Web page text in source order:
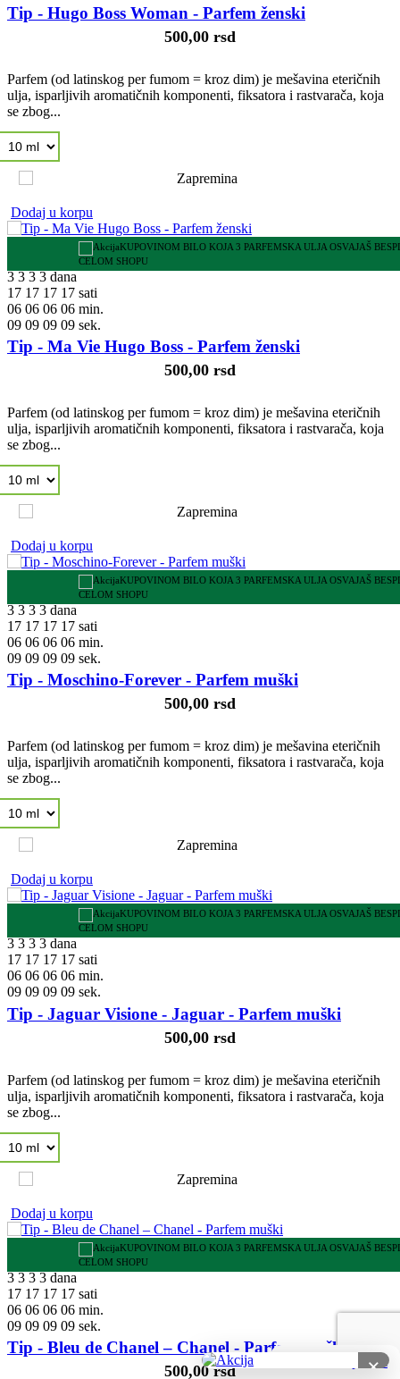
Tip - Hugo Boss Woman - Parfem ženski
500,00 rsd
Parfem (od latinskog per fumom = kroz dim) je mešavina eteričnih
ulja, isparljivih aromatičnih komponenti, fiksatora i rastvarača, koja
se zbog...
Dodaj u korpu
KUPOVINOM BILO KOJA 3 PARFEMSKA ULJA OSVAJAŠ
CELOM SHOPU
3 3 3 3 dana
17 17 17 17 sati
06 06 06 06 min.
08 08 08 08 sek.
Tip - Ma Vie Hugo Boss - Parfem ženski
500,00 rsd
Parfem (od latinskog per fumom = kroz dim) je mešavina eteričnih
ulja, isparljivih aromatičnih komponenti, fiksatora i rastvarača, koja
se zbog...
Dodaj u korpu
KUPOVINOM BILO KOJA 3 PARFEMSKA ULJA OSVAJAŠ
CELOM SHOPU
3 3 3 3 dana
17 17 17 17 sati
06 06 06 06 min.
08 08 08 08 sek.
Tip - Moschino-Forever - Parfem muški
500,00 rsd
Parfem (od latinskog per fumom = kroz dim) je mešavina eteričnih
ulja, isparljivih aromatičnih komponenti, fiksatora i rastvarača, koja
se zbog...
Dodaj u korpu
KUPOVINOM BILO KOJA 3 PARFEMSKA ULJA OSVAJAŠ
CELOM SHOPU
3 3 3 3 dana
17 17 17 17 sati
06 06 06 06 min.
08 08 08 08 sek.
Tip - Jaguar Visione - Jaguar - Parfem muški
500,00 rsd
Parfem (od latinskog per fumom = kroz dim) je mešavina eteričnih
ulja, isparljivih aromatičnih komponenti, fiksatora i rastvarača, koja
se zbog...
Dodaj u korpu
KUPOVINOM BILO KOJA 3 PARFEMSKA ULJA OSVAJAŠ
CELOM SHOPU
3 3 3 3 dana
17 17 17 17 sati
06 06 06 06 min.
08 08 08 08 sek.
Tip - Bleu de Chanel – Chanel - Parfem muški
500,00 rsd ×